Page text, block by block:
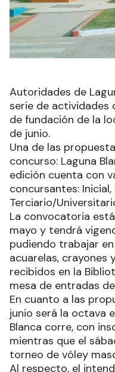
Autoridades de
serie de actividades
de fundación de la
de junio.
Una de las
concurso: Laguna
edición cuenta con
concursantes:
Terciario/
La convocatoria
mayo y tendrá
pudiendo trabajar
acuarelas, crayones
recibidos en la
mesa de entradas
En cuanto a las
junio será la octava
Blanca corre, con
mientras que el
torneo de vóley
Al respecto, el